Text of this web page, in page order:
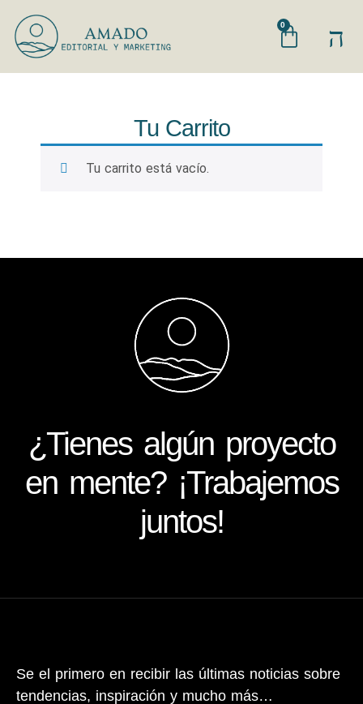
0
Tu Carrito
Tu carrito está vacío.
¿Tienes algún proyecto
en mente? ¡Trabajemos
juntos!
Se el primero en recibir las últimas noticias sobre
tendencias, inspiración y mucho más…